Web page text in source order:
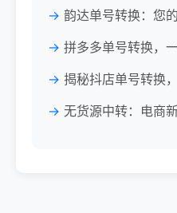
韵达单号转换：您
拼多多单号转换，
揭秘抖店单号转换
无货源中转：电商